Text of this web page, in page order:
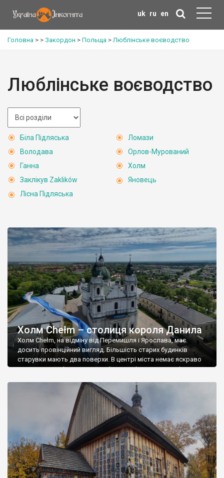
uk ru en
Головна > > Закордон > Польща >Люблінське воєводство
Люблінське воєводство
Біла Підляська
Володава
Ганна
Заклікув Zaklików
Лісна Підляська
Ломази
Орлов-Мурований
Холм
Яновець
Холм Chełm – столиця короля Данила
Холм Chełm, на відміну від Перемишля і Ярослава, має
досить провінційний вигляд. Більшість старих будинків
старувки мають два поверхи. В центрі міста немає яскраво
виражених архітектурних домінант – кілька костьолів,
невеликі адміністративні будівлі й торгові кам’яниці таку
роль на себе взяти не можуть. Найцікавішою атракцією
старувки є колишня […]